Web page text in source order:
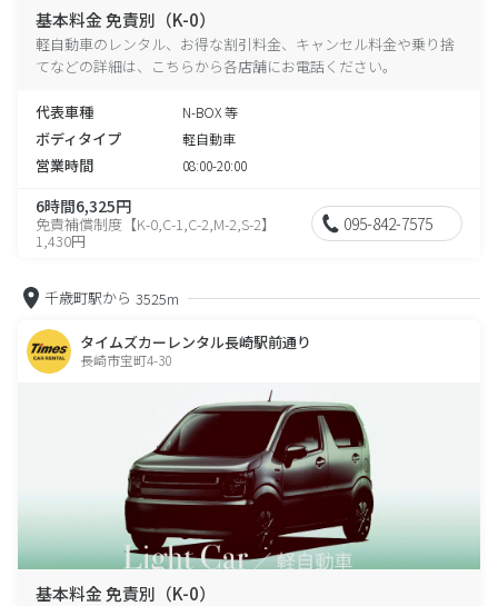
基本料金 免責別（K-0）
軽自動車のレンタル、お得な割引料金、キャンセル料金や乗り捨
てなどの詳細は、こちらから各店舗にお電話ください。
代表車種 N-BOX 等
ボディタイプ 軽自動車
営業時間 08:00-20:00
6時間6,325円
免責補償制度【K-0,C-1,C-2,M-2,S-2】
1,430円
095-842-7575
千歳町駅から 3525m
タイムズカーレンタル長崎駅前通り
長崎市宝町4-30
基本料金 免責別（K-0）